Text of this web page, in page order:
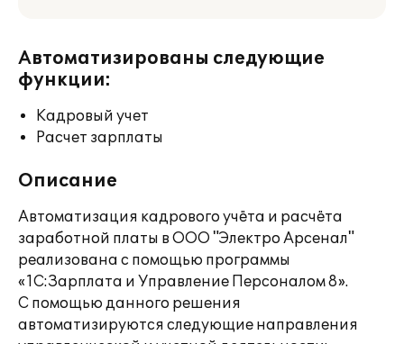
Автоматизированы следующие
функции:
Кадровый учет
Расчет зарплаты
Описание
Автоматизация кадрового учёта и расчёта
заработной платы в ООО "Электро Арсенал"
реализована с помощью программы
«1С:Зарплата и Управление Персоналом 8».
С помощью данного решения
автоматизируются следующие направления